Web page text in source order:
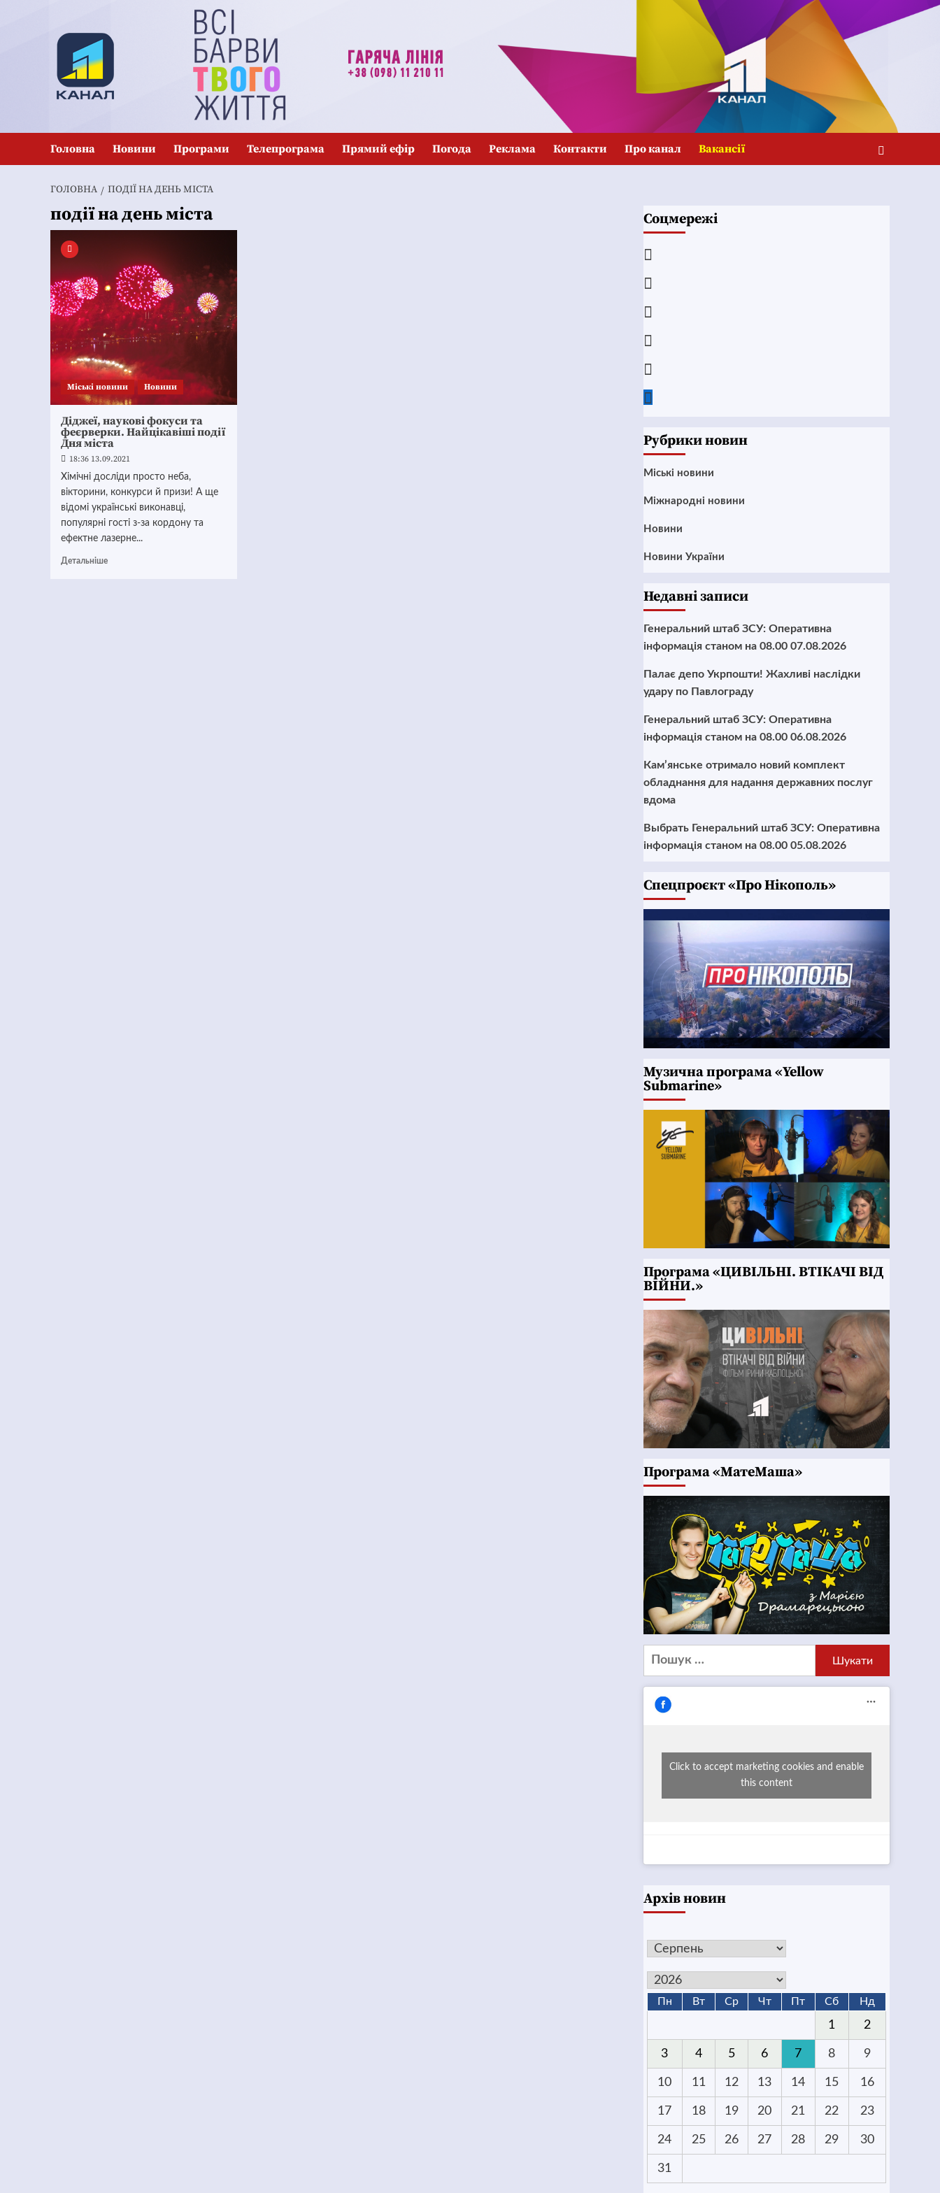
Головна Новини Програми Телепрограма Прямий ефір Погода Реклама Контакти Про канал Вакансії
ГОЛОВНА ПОДІЇ НА ДЕНЬ МІСТА
події на день міста
Mіські новини Новини
Діджеї, наукові фокуси та
феєрверки. Найцікавіші події
Дня міста
18:36 13.09.2021
Хімічні досліди просто неба,
вікторини, конкурси й призи! А ще
відомі українські виконавці,
популярні гості з-за кордону та
ефектне лазерне...
Детальніше
Соцмережі
Рубрики новин
Mіські новини
Міжнародні новини
Новини
Новини України
Недавні записи
Генеральний штаб ЗСУ: Оперативна
інформація станом на 08.00 07.08.2026
Палає депо Укрпошти! Жахливі наслідки
удару по Павлограду
Генеральний штаб ЗСУ: Оперативна
інформація станом на 08.00 06.08.2026
Кам’янське отримало новий комплект
обладнання для надання державних послуг
вдома
Выбрать Генеральний штаб ЗСУ: Оперативна
інформація станом на 08.00 05.08.2026
Cпецпроєкт «Про Нікополь»
Музична програма «Yellow
Submarine»
Програма «ЦИВІЛЬНІ. ВТІКАЧІ ВІД
ВІЙНИ.»
Програма «МатеМаша»
Пошук:
Click to accept marketing cookies and enable
this content
Архів новин
Пн Вт Ср Чт Пт Сб Нд
1 2
3 4 5 6 7 8 9
10 11 12 13 14 15 16
17 18 19 20 21 22 23
24 25 26 27 28 29 30
31